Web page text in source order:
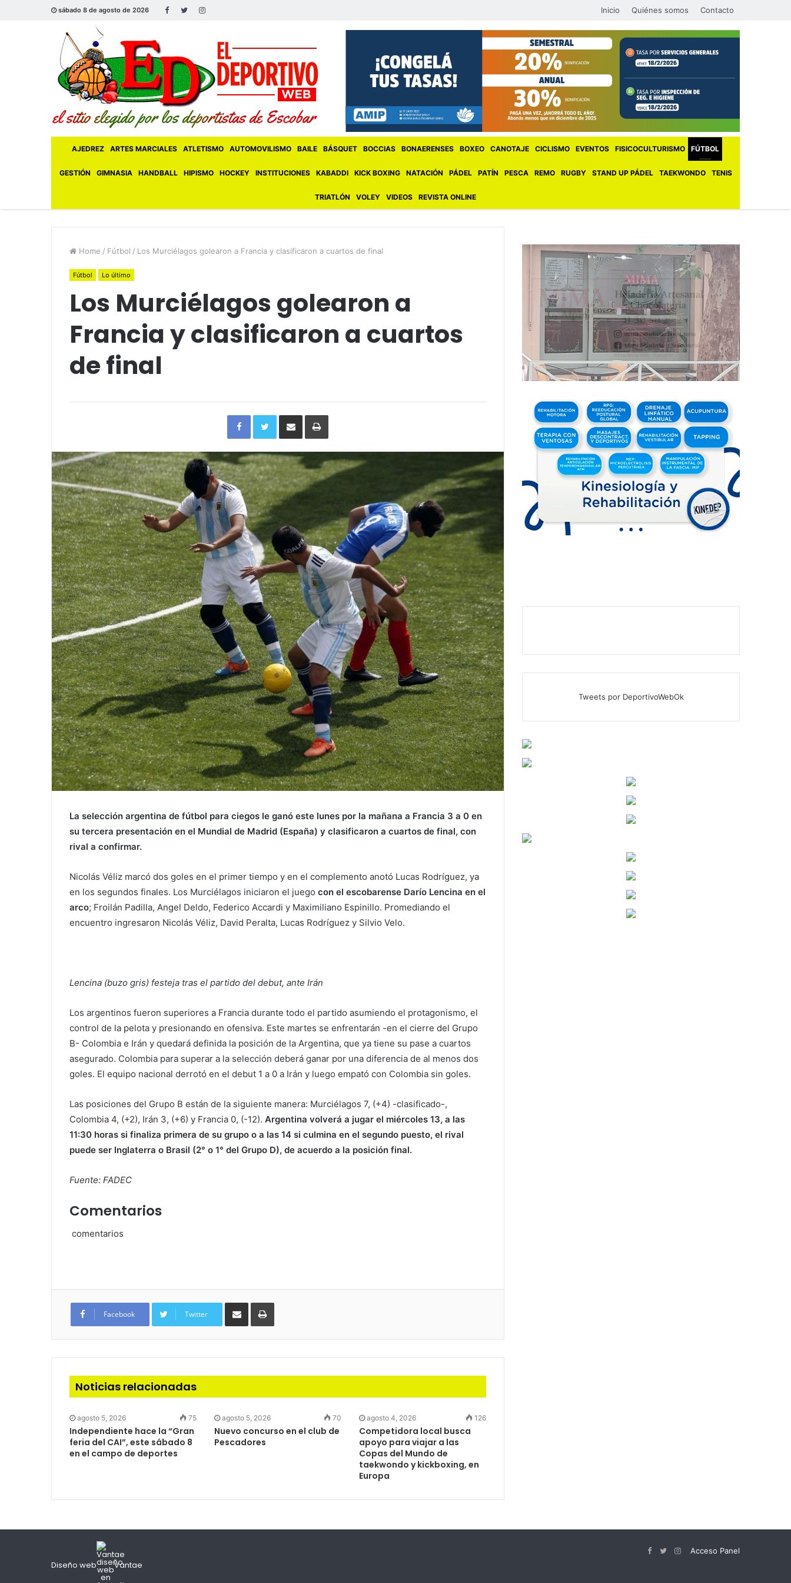
sábado 8 de agosto de 2026 Inicio Quiénes somos Contacto
AJEDREZ ARTES MARCIALES ATLETISMO AUTOMOVILISMO BAILE BÁSQUET BOCCIAS BONAERENSES BOXEO CANOTAJE CICLISMO EVENTOS FISICOCULTURISMO FÚTBOL
GESTIÓN GIMNASIA HANDBALL HIPISMO HOCKEY INSTITUCIONES KABADDI KICK BOXING NATACIÓN PÁDEL PATÍN PESCA REMO RUGBY STAND UP PÁDEL TAEKWONDO TENIS
TRIATLÓN VOLEY VIDEOS REVISTA ONLINE
Home / Fútbol / Los Murciélagos golearon a Francia y clasificaron a cuartos de final
Fútbol Lo último
Los Murciélagos golearon a
Francia y clasificaron a cuartos
de final
FacebookTwitterCompartirImprimir
La selección argentina de fútbol para ciegos le ganó este lunes por la mañana a Francia 3 a 0 en
su tercera presentación en el Mundial de Madrid (España) y clasificaron a cuartos de final, con
rival a confirmar.
Nicolás Véliz marcó dos goles en el primer tiempo y en el complemento anotó Lucas Rodríguez, ya
en los segundos finales. Los Murciélagos iniciaron el juego con el escobarense Darío Lencina en el
arco; Froilán Padilla, Angel Deldo, Federico Accardi y Maximiliano Espinillo. Promediando el
encuentro ingresaron Nicolás Véliz, David Peralta, Lucas Rodríguez y Silvio Velo.
Lencina (buzo gris) festeja tras el partido del debut, ante Irán
Los argentinos fueron superiores a Francia durante todo el partido asumiendo el protagonismo, el
control de la pelota y presionando en ofensiva. Este martes se enfrentarán -en el cierre del Grupo
B- Colombia e Irán y quedará definida la posición de la Argentina, que ya tiene su pase a cuartos
asegurado. Colombia para superar a la selección deberá ganar por una diferencia de al menos dos
goles. El equipo nacional derrotó en el debut 1 a 0 a Irán y luego empató con Colombia sin goles.
Las posiciones del Grupo B están de la siguiente manera: Murciélagos 7, (+4) -clasificado-,
Colombia 4, (+2), Irán 3, (+6) y Francia 0, (-12). Argentina volverá a jugar el miércoles 13, a las
11:30 horas si finaliza primera de su grupo o a las 14 si culmina en el segundo puesto, el rival
puede ser Inglaterra o Brasil (2° o 1° del Grupo D), de acuerdo a la posición final.
Fuente: FADEC
Comentarios
comentarios
Facebook Twitter
Compartir
mail
Imprimir
Noticias relacionadas
agosto 5, 2026 75
Independiente hace la “Gran
feria del CAI”, este sábado 8
en el campo de deportes
agosto 5, 2026 70
Nuevo concurso en el club de
Pescadores
agosto 4, 2026 126
Competidora local busca
apoyo para viajar a las
Copas del Mundo de
taekwondo y kickboxing, en
Europa
Tweets por DeportivoWebOk
Diseño web Vantae
Acceso Panel